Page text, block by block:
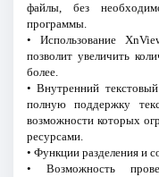
файлы, без
программы.
• Использование
позволит увеличить
более.
• Внутренний
полную поддержку
возможности которых
ресурсами.
• Функции разделения и
• Возможность